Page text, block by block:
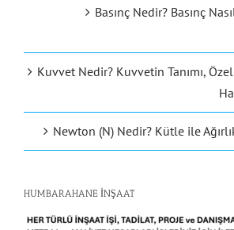
Basınç Nedir? Basınç
Kuvvet Nedir? Kuvvetin Tanımı,
Newton (N) Nedir? Kütle ile
HUMBARAHANE İNŞAAT